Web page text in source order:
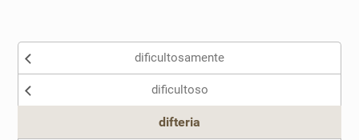
Conexões
Nenhum dos sinônimos apresentados me ajudou
dificultosamente
dificultoso
difteria